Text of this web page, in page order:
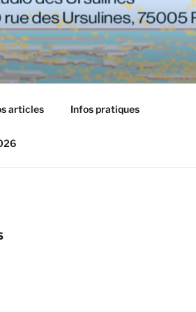
articles Infos pratiques